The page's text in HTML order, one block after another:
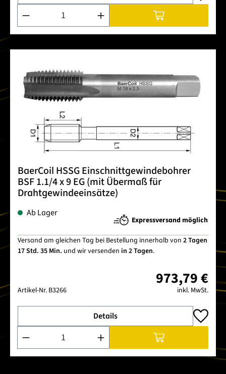
Produkt Anzahl: Gib den gewünschten Wert ein oder
BaerCoil HSSG Einschnittgewindebohrer
BSF 1.1/4 x 9 EG (mit Übermaß für
Drahtgewindeeinsätze)
Ab Lager
Expressversand möglich
Versand am gleichen Tag bei Bestellung innerhalb von 2 Tagen
17 Std. 35 Min. und wir versenden in 2 Tagen.
Artikel-Nr. B3266
973,79 €
inkl. MwSt.
Details
Produkt Anzahl: Gib den gewünschten Wert ein oder